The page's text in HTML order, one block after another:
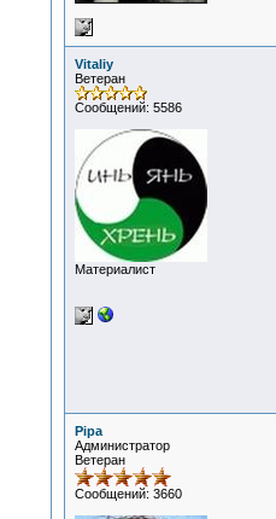
Vitaliy
Ветеран
Сообщений: 5586
Материалист
Pipa
Администратор
Ветеран
Сообщений: 3660